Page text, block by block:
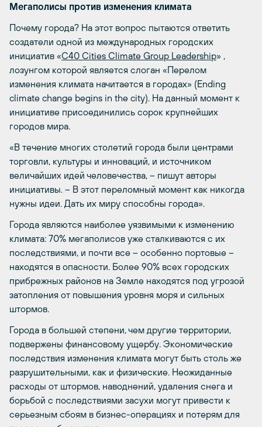
Мегаполисы против изменения климата
Почему города? На этот вопрос пытаются ответить
создатели одной из международных городских
инициатив «C40 Cities Climate Group Leadership» ,
лозунгом которой является слоган «Перелом
изменения климата начитается в городах» (Еnding
climate change begins in the city). На данный момент к
инициативе присоединились сорок крупнейших
городов мира.
«В течение многих столетий города были центрами
торговли, культуры и инноваций, и источником
величайших идей человечества, – пишут авторы
инициативы. – В этот переломный момент как никогда
нужны идеи. Дать их миру способны города».
Города являются наиболее уязвимыми к изменению
климата: 70% мегаполисов уже сталкиваются с их
последствиями, и почти все – особенно портовые –
находятся в опасности. Более 90% всех городских
прибрежных районов на Земле находятся под угрозой
затопления от повышения уровня моря и сильных
штормов.
Города в большей степени, чем другие территории,
подвержены финансовому ущербу. Экономические
последствия изменения климата могут быть столь же
разрушительными, как и физические. Неожиданные
расходы от штормов, наводнений, удаления снега и
борьбой с последствиями засухи могут привести к
серьезным сбоям в бизнес-операциях и потерям для